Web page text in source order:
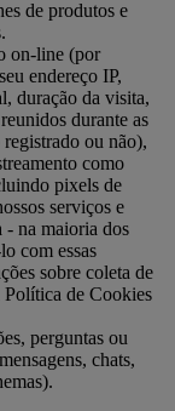
de produtos e
on-line (por
endereço IP,
duração da visita,
durante as
ou não),
como
pixels de
serviços e
- na maioria dos
com essas
sobre coleta de
Política de Cookies
perguntas ou
chats,